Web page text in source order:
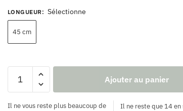
LONGUEUR: Sélectionne
45 cm
Ajouter au panier
Il ne vous reste plus beaucoup de
Il ne reste que 14 en